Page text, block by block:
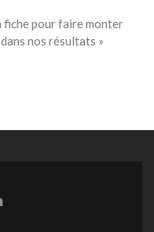
fiche pour faire monter
nos résultats »